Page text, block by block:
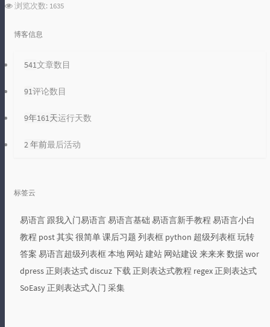
浏览次数: 1635
博客信息
541文章数目
91评论数目
9年161天运行天数
2 年前最后活动
标签云
易语言 跟我入门易语言易语言基础 易语言新手教程 易语言小白
教程 post其实 很简单课后习题 列表框 python 超级列表框玩转
答案 易语言超级列表框本地 网站建站 网站建设来来来数据wor
dpress 正则表达式discuz下载 正则表达式教程 regex 正则表达式
SoEasy 正则表达式入门 采集